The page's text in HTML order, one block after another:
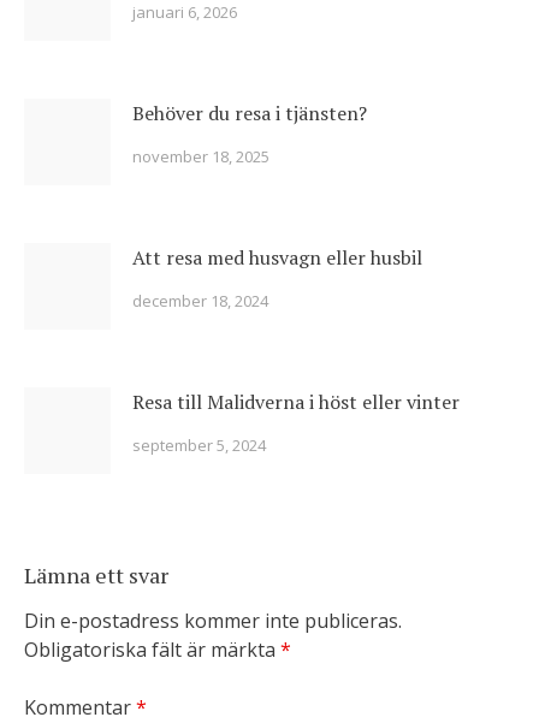
januari 6, 2026
Behöver du resa i tjänsten?
november 18, 2025
Att resa med husvagn eller husbil
december 18, 2024
Resa till Malidverna i höst eller vinter
september 5, 2024
Lämna ett svar
Din e-postadress kommer inte publiceras.
Obligatoriska fält är märkta *
Kommentar*